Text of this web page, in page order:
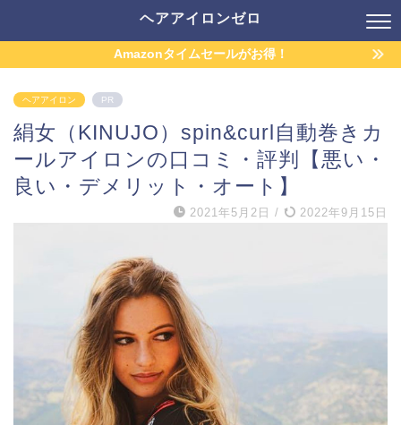
ヘアアイロンゼロ
Amazonタイムセールがお得！
ヘアアイロン PR
絹女（KINUJO）spin&curl自動巻きカ
ールアイロンの口コミ・評判【悪い・
良い・デメリット・オート】
2021年5月2日 / 2022年9月15日